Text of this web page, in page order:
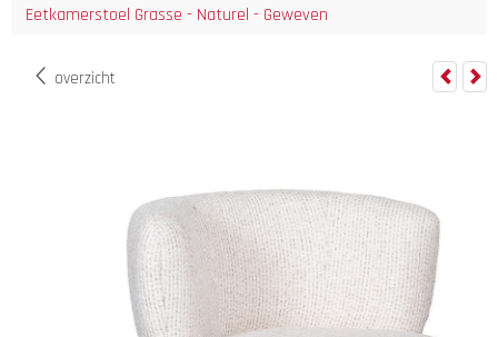
Eetkamerstoel Grasse - Naturel - Geweven
overzicht